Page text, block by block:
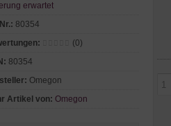
erwartet
80354
(0)
80354
Omegon
Artikel von: Omegon